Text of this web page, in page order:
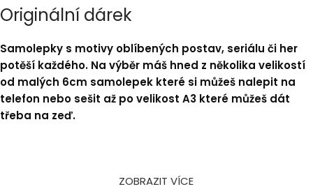
Originální dárek
Samolepky s motivy oblíbených postav, seriálu či her
potěší každého. Na výběr máš hned z několika velikostí
od malých 6cm samolepek které si můžeš nalepit na
telefon nebo sešit až po velikost A3 které můžeš dát
třeba na zeď.
ZOBRAZIT VÍCE